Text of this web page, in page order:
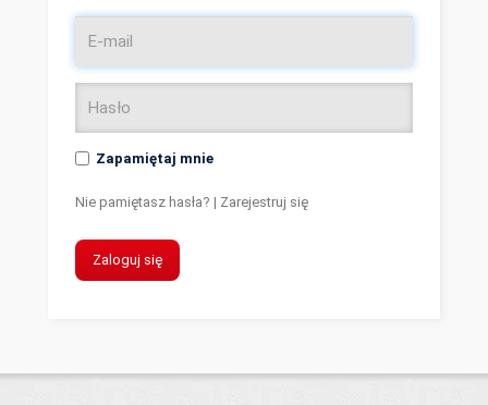
Zapamiętaj mnie
Nie pamiętasz hasła? | Zarejestruj się
Zaloguj się